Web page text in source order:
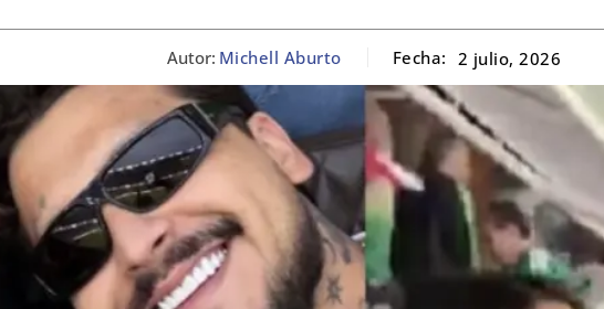
Autor: Michell Aburto Fecha: 2 julio, 2026